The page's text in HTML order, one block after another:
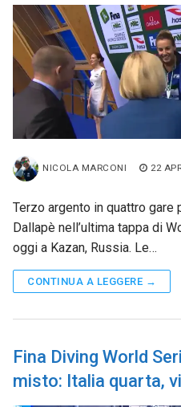
NICOLA MARCONI 22
Terzo argento in quattro gare
Dallapè nell’ultima tappa di
oggi a Kazan, Russia. Le…
CONTINUA A LEGGERE →
Fina Diving World
misto: Italia quarta,